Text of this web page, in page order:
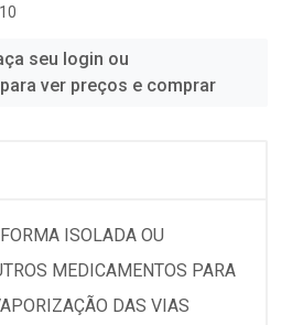
seu login ou
ver preços e comprar
ISOLADA OU
MEDICAMENTOS PARA
DAS VIAS